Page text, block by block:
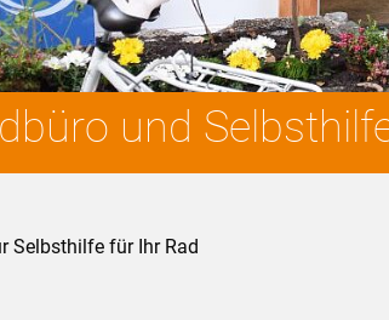
und
Selbsthilfe für Ihr Rad